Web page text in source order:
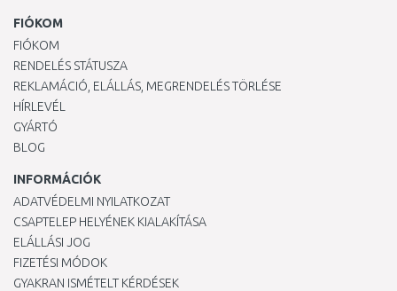
FIÓKOM
FIÓKOM
RENDELÉS STÁTUSZA
REKLAMÁCIÓ, ELÁLLÁS, MEGRENDELÉS TÖRLÉSE
HÍRLEVÉL
GYÁRTÓ
BLOG
INFORMÁCIÓK
ADATVÉDELMI NYILATKOZAT
CSAPTELEP HELYÉNEK KIALAKÍTÁSA
ELÁLLÁSI JOG
FIZETÉSI MÓDOK
GYAKRAN ISMÉTELT KÉRDÉSEK